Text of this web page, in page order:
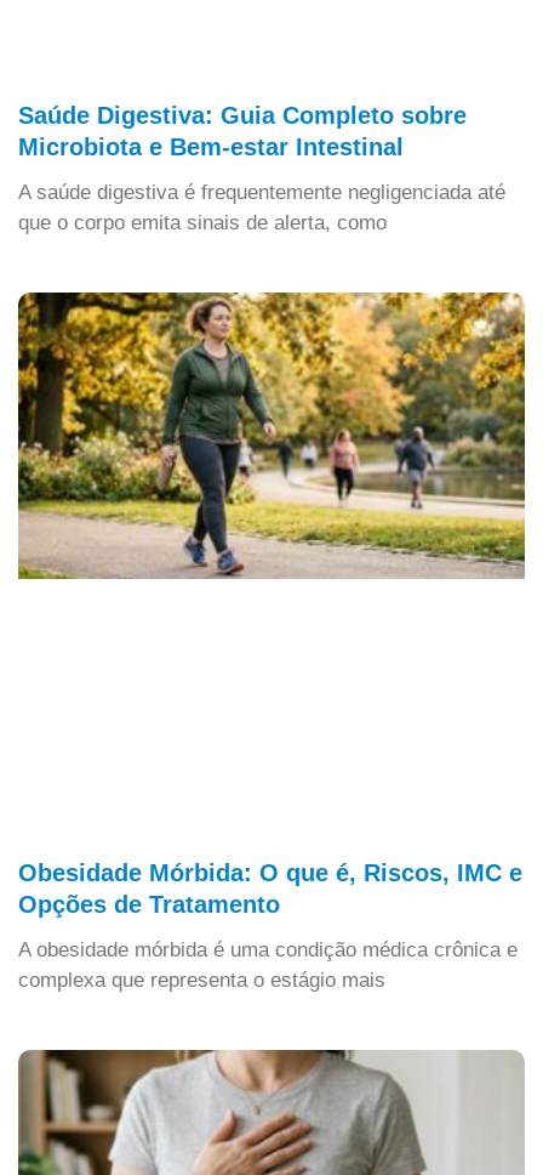
Saúde Digestiva: Guia Completo sobre
Microbiota e Bem-estar Intestinal
A saúde digestiva é frequentemente negligenciada até
que o corpo emita sinais de alerta, como
Obesidade Mórbida: O que é, Riscos, IMC e
Opções de Tratamento
A obesidade mórbida é uma condição médica crônica e
complexa que representa o estágio mais